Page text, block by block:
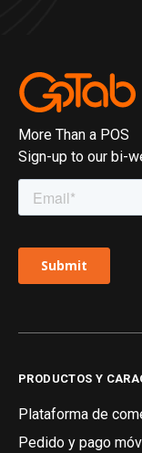
More Than a POS
Sign-up to our bi-
PRODUCTOS Y
Plataforma de
Pedido y pago